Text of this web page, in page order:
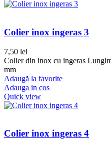
Colier inox ingeras 3
7,50 lei
Colier din inox cu ingeras
mm
Adaugă la favorite
Adauga in cos
Quick view
Colier inox ingeras 4